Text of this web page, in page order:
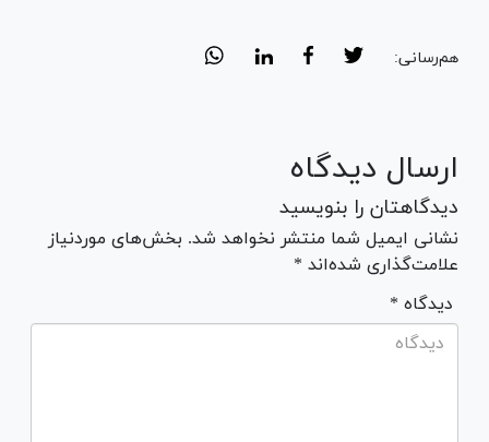
هم‌رسانی:
ارسال دیدگاه
دیدگاهتان را بنویسید
نشانی ایمیل شما منتشر نخواهد شد. بخش‌های موردنیاز
علامت‌گذاری شده‌اند *
* دیدگاه